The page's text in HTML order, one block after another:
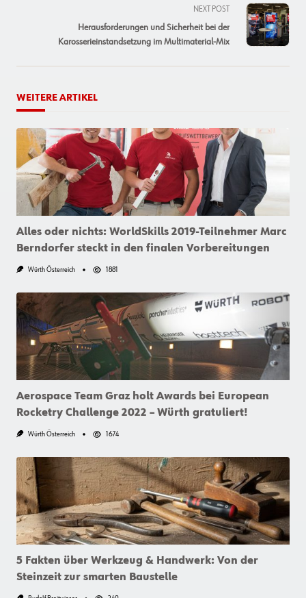
text">Page</span>
NEXT POST
Herausforderungen und Sicherheit bei der
Karosserieinstandsetzung im Multimaterial-Mix
WEITERE ARTIKEL
Alles oder nichts: WorldSkills 2019-Teilnehmer Marc
Berndorfer steckt in den finalen Vorbereitungen
Würth Österreich 1881
Aerospace Team Graz holt Awards bei European
Rocketry Challenge 2022 – Würth gratuliert!
Würth Österreich 1674
5 Fakten über Werkzeug & Handwerk: Von der
Steinzeit zur smarten Baustelle